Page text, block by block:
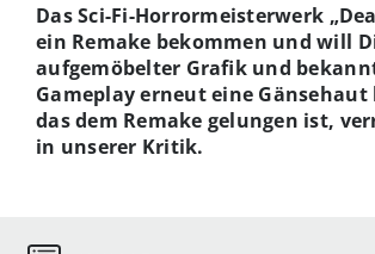
Das Sci-Fi-Horrormeisterwerk
ein Remake bekommen und will
aufgemöbelter Grafik und
Gameplay erneut eine Gänsehaut
das dem Remake gelungen ist,
in unserer Kritik.